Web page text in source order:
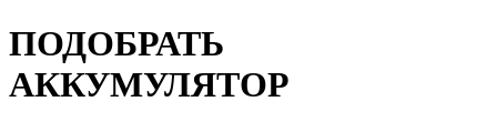
ПОДОБРАТЬ
АККУМУЛЯТОР